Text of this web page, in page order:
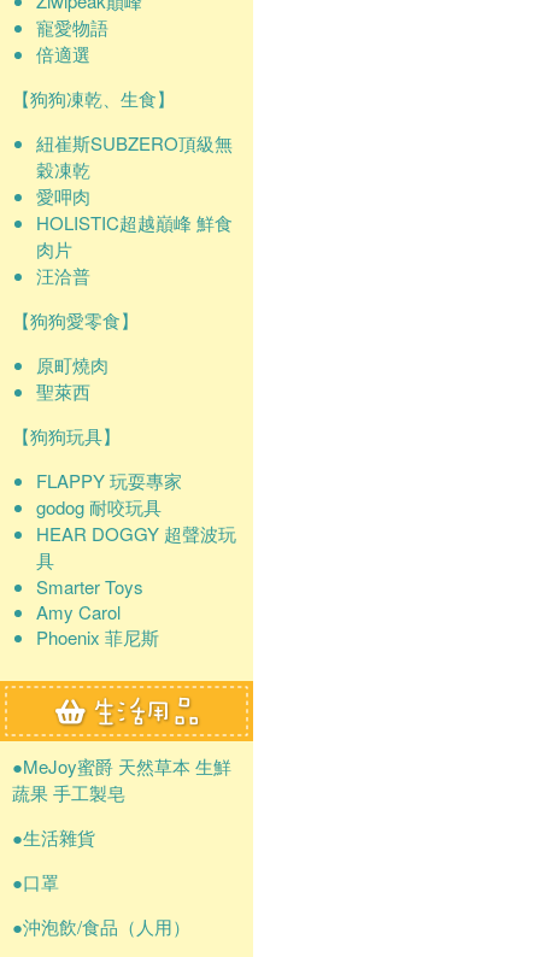
寵愛物語
倍適選
【狗狗凍乾、生食】
紐崔斯SUBZERO頂級無
穀凍乾
愛呷肉
HOLISTIC超越巔峰 鮮食
肉片
汪洽普
【狗狗愛零食】
原町燒肉
聖萊西
【狗狗玩具】
FLAPPY 玩耍專家
godog 耐咬玩具
HEAR DOGGY 超聲波玩
具
Smarter Toys
Amy Carol
Phoenix 菲尼斯
●MeJoy蜜爵 天然草本 生鮮
蔬果 手工製皂
●生活雜貨
●口罩
●沖泡飲/食品（人用）